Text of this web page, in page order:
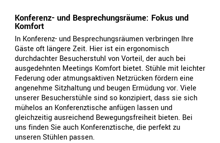
Konferenz- und Besprechungsräume: Fokus und
Komfort
In Konferenz- und Besprechungsräumen verbringen Ihre
Gäste oft längere Zeit. Hier ist ein ergonomisch
durchdachter Besucherstuhl von Vorteil, der auch bei
ausgedehnten Meetings Komfort bietet. Stühle mit leichter
Federung oder atmungsaktiven Netzrücken fördern eine
angenehme Sitzhaltung und beugen Ermüdung vor. Viele
unserer Besucherstühle sind so konzipiert, dass sie sich
mühelos an Konferenztische anfügen lassen und
gleichzeitig ausreichend Bewegungsfreiheit bieten. Bei
uns finden Sie auch Konferenztische, die perfekt zu
unseren Stühlen passen.